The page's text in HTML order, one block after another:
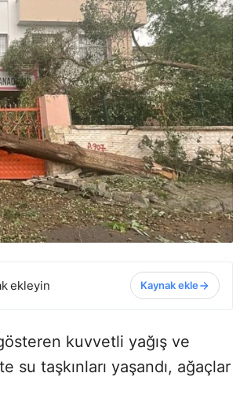
ekleyin Kaynak ekle
kuvvetli yağış ve
su taşkınları yaşandı, ağaçlar